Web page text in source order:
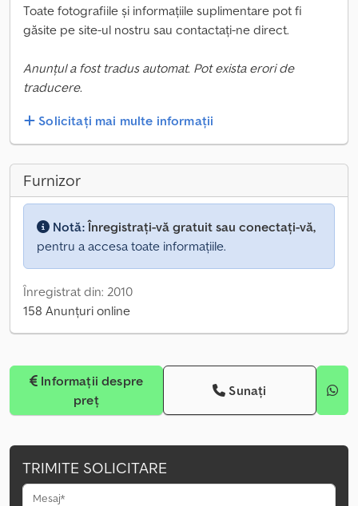
Toate fotografiile și informațiile suplimentare pot fi
găsite pe site-ul nostru sau contactați-ne direct.
Anunțul a fost tradus automat. Pot exista erori de
traducere.
Solicitați mai multe informații
Furnizor
Notă:Înregistrați-vă gratuit sau conectați-vă,
pentru a accesa toate informațiile.
Înregistrat din: 2010
158 Anunțuri online
preț
Sunați
TRIMITE SOLICITARE
Mesaj*